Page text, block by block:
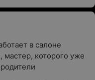
в салоне
мастер, которого уже